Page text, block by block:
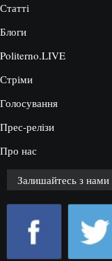
Статті
Блоги
Politerno.LIVE
Стріми
Голосування
Прес-релізи
Про нас
Залишайтесь з нами